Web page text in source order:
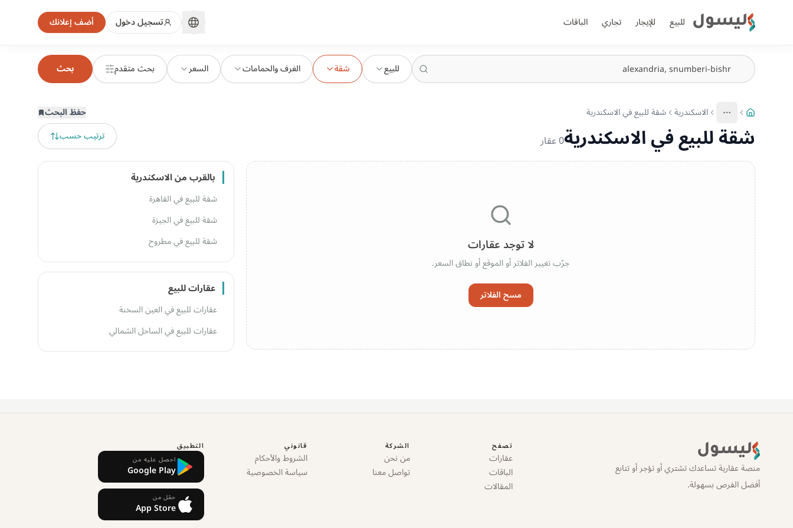
ليسول للبيع للإيجار تجاري الباقات تسجيل دخول أضف إعلانك
للبيع شقة الغرف والحمامات السعر بحث متقدم بحث
More
عرض المزيد من المسارات
الاسكندرية شقة للبيع في الاسكندرية حفظ البحث
شقة للبيع في الاسكندرية0عقار ترتيب حسب
لا توجد عقارات
جرّب تغيير الفلاتر أو الموقع أو نطاق السعر.
مسح الفلاتر
بالقرب من الاسكندرية
شقة للبيع في القاهرة
شقة للبيع في الجيزة
شقة للبيع في مطروح
عقارات للبيع
عقارات للبيع في العين السخنة
عقارات للبيع في الساحل الشمالي
ليسول
منصة عقارية تساعدك تشتري أو تؤجر أو تتابع
أفضل الفرص بسهولة.
تصفح
عقارات
الباقات
المقالات
الشركة
من نحن
تواصل معنا
قانوني
الشروط والأحكام
سياسة الخصوصية
التطبيق
احصل عليه من
Google Play
حمّل من
App Store